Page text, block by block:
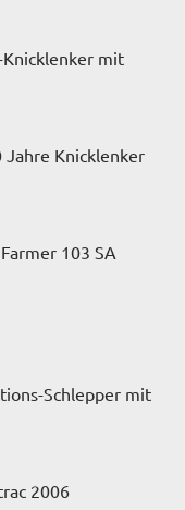
mit
Jahre Knicklenker
103 SA
Schlepper mit
2006